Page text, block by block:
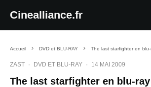
Cinealliance.fr
Accueil DVD et BLU-RAY The last starfighter en
ZAST · DVD ET BLU-RAY · 14 MAI 2009
The last starfighter en blu-ray